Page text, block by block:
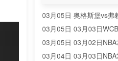
03月05日 奥格斯堡vs弗
03月05日 03月03日
黑龙江女篮 全场录像
03月05日 03月02日
像
03月04日 03月03日